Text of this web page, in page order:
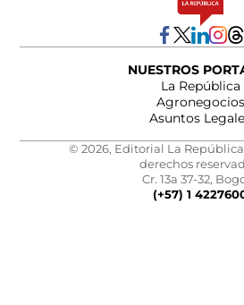
NUESTROS
La República
Agronegocios
Asuntos
© 2026, Editorial La República
derechos
Cr. 13a 37-32,
(+57) 1